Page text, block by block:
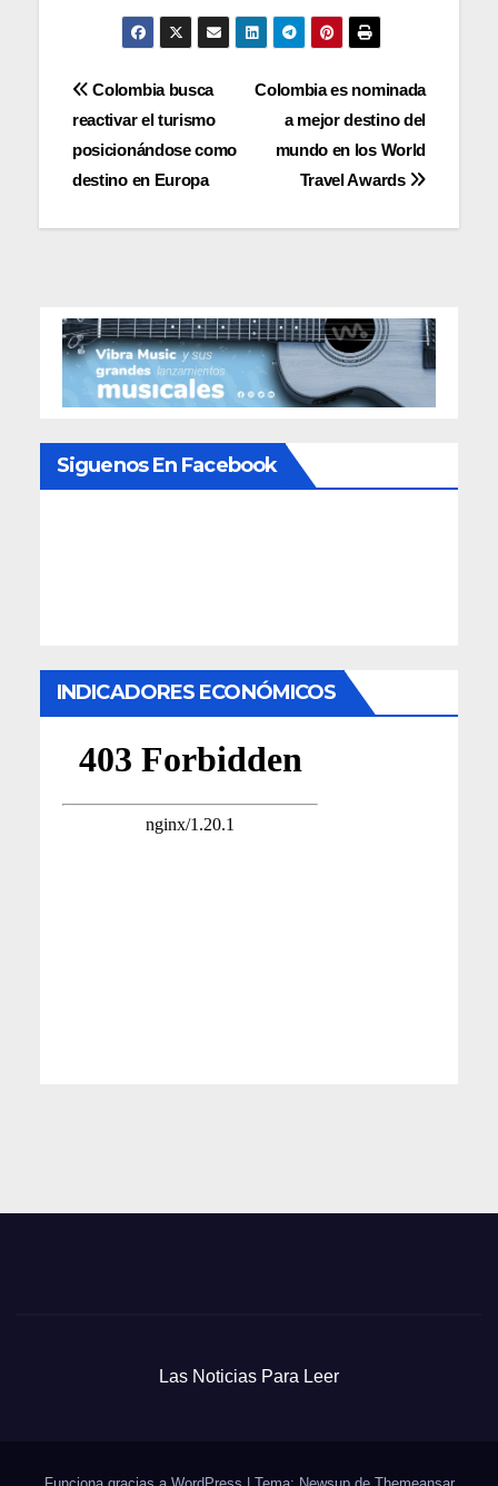
Navegación
de
entradas
Colombia es nominada
a mejor destino del
mundo en los World
Travel Awards
Colombia busca
reactivar el turismo
posicionándose como
destino en Europa
Siguenos En Facebook
INDICADORES ECONÓMICOS
Las Noticias Para Leer